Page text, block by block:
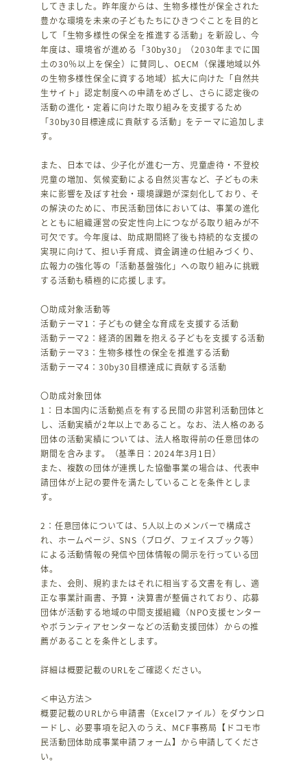
してきました。昨年度からは、生物多様性が保全された
豊かな環境を未来の子どもたちにひきつぐことを目的と
して「生物多様性の保全を推進する活動」を新設し、今
年度は、環境省が進める「30by30」（2030年までに国
土の30％以上を保全）に賛同し、OECM（保護地域以外
の生物多様性保全に資する地域）拡大に向けた「自然共
生サイト」認定制度への申請をめざし、さらに認定後の
活動の進化・定着に向けた取り組みを支援するため
「30by30目標達成に貢献する活動」をテーマに追加しま
す。
また、日本では、少子化が進む一方、児童虐待・不登校
児童の増加、気候変動による自然災害など、子どもの未
来に影響を及ぼす社会・環境課題が深刻化しており、そ
の解決のために、市民活動団体においては、事業の進化
とともに組織運営の安定性向上につながる取り組みが不
可欠です。今年度は、助成期間終了後も持続的な支援の
実現に向けて、担い手育成、資金調達の仕組みづくり、
広報力の強化等の「活動基盤強化」への取り組みに挑戦
する活動も積極的に応援します。
〇助成対象活動等
活動テーマ1：子どもの健全な育成を支援する活動
活動テーマ2：経済的困難を抱える子どもを支援する活動
活動テーマ3：生物多様性の保全を推進する活動
活動テーマ4：30by30目標達成に貢献する活動
〇助成対象団体
1：日本国内に活動拠点を有する民間の非営利活動団体と
し、活動実績が2年以上であること。なお、法人格のある
団体の活動実績については、法人格取得前の任意団体の
期間を含みます。（基準日：2024年3月1日）
また、複数の団体が連携した協働事業の場合は、代表申
請団体が上記の要件を満たしていることを条件としま
す。
2：任意団体については、5人以上のメンバーで構成さ
れ、ホームページ、SNS（ブログ、フェイスブック等）
による活動情報の発信や団体情報の開示を行っている団
体。
また、会則、規約またはそれに相当する文書を有し、適
正な事業計画書、予算・決算書が整備されており、応募
団体が活動する地域の中間支援組織（NPO支援センター
やボランティアセンターなどの活動支援団体）からの推
薦があることを条件とします。
詳細は概要記載のURLをご確認ください。
＜申込方法＞
概要記載のURLから申請書（Excelファイル）をダウンロ
ードし、必要事項を記入のうえ、MCF事務局【ドコモ市
民活動団体助成事業申請フォーム】から申請してくださ
い。